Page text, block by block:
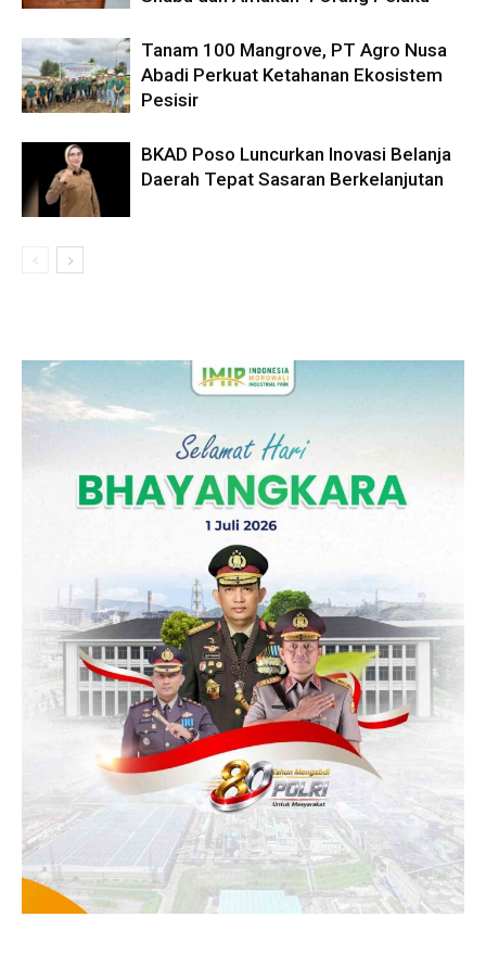
Tanam 100 Mangrove, PT Agro Nusa
Abadi Perkuat Ketahanan Ekosistem
Pesisir
BKAD Poso Luncurkan Inovasi Belanja
Daerah Tepat Sasaran Berkelanjutan